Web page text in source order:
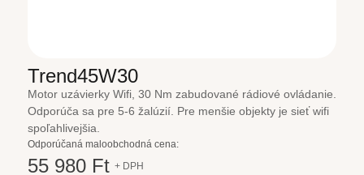
Trend45W30
Motor uzávierky Wifi, 30 Nm zabudované rádiové ovládanie.
Odporúča sa pre 5-6 žalúzií. Pre menšie objekty je sieť wifi
spoľahlivejšia.
Odporúčaná maloobchodná cena:
55 980 Ft + DPH